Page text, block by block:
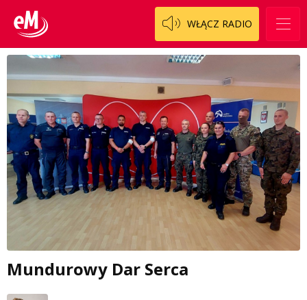
WŁĄCZ RADIO
Mundurowy Dar Serca